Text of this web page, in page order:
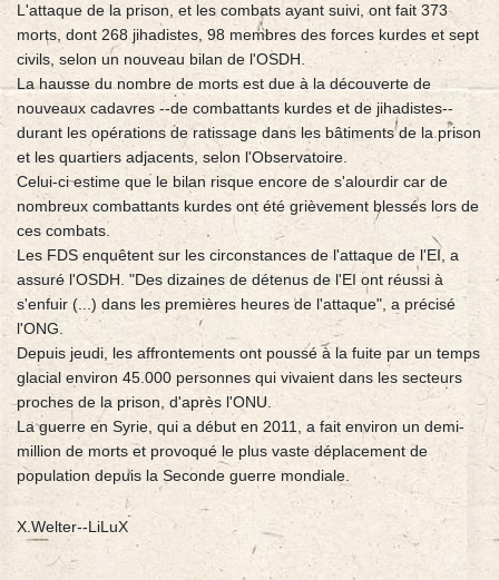
L'attaque de la prison, et les combats ayant suivi, ont fait 373
morts, dont 268 jihadistes, 98 membres des forces kurdes et sept
civils, selon un nouveau bilan de l'OSDH.
La hausse du nombre de morts est due à la découverte de
nouveaux cadavres --de combattants kurdes et de jihadistes--
durant les opérations de ratissage dans les bâtiments de la prison
et les quartiers adjacents, selon l'Observatoire.
Celui-ci estime que le bilan risque encore de s'alourdir car de
nombreux combattants kurdes ont été grièvement blessés lors de
ces combats.
Les FDS enquêtent sur les circonstances de l'attaque de l'EI, a
assuré l'OSDH. "Des dizaines de détenus de l'EI ont réussi à
s'enfuir (...) dans les premières heures de l'attaque", a précisé
l'ONG.
Depuis jeudi, les affrontements ont poussé à la fuite par un temps
glacial environ 45.000 personnes qui vivaient dans les secteurs
proches de la prison, d'après l'ONU.
La guerre en Syrie, qui a début en 2011, a fait environ un demi-
million de morts et provoqué le plus vaste déplacement de
population depuis la Seconde guerre mondiale.
X.Welter--LiLuX